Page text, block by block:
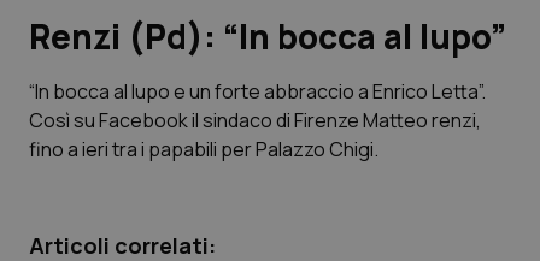
Governo e Parlamento
Regioni e Asl
Lavoro e Professioni
Renzi (Pd): “In bocca al lupo”
“In bocca al lupo e un forte abbraccio a Enrico Letta”.
Così su Facebook il sindaco di Firenze Matteo renzi,
fino a ieri tra i papabili per Palazzo Chigi.
Articoli correlati: